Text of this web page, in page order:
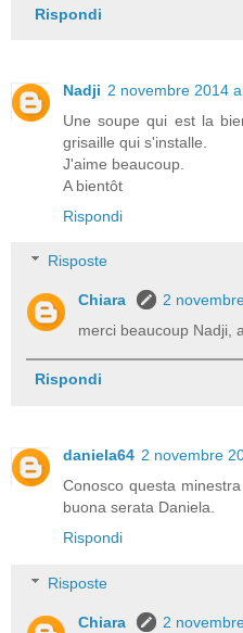
Rispondi
Nadji 2 novembre 2014
Une soupe qui est la
grisaille qui s'installe.
J'aime beaucoup.
A bientôt
Rispondi
Risposte
Chiara
2
merci beaucoup Nadji,
Rispondi
daniela64 2 novembre
Conosco questa
buona serata Daniela.
Rispondi
Risposte
Chiara
2